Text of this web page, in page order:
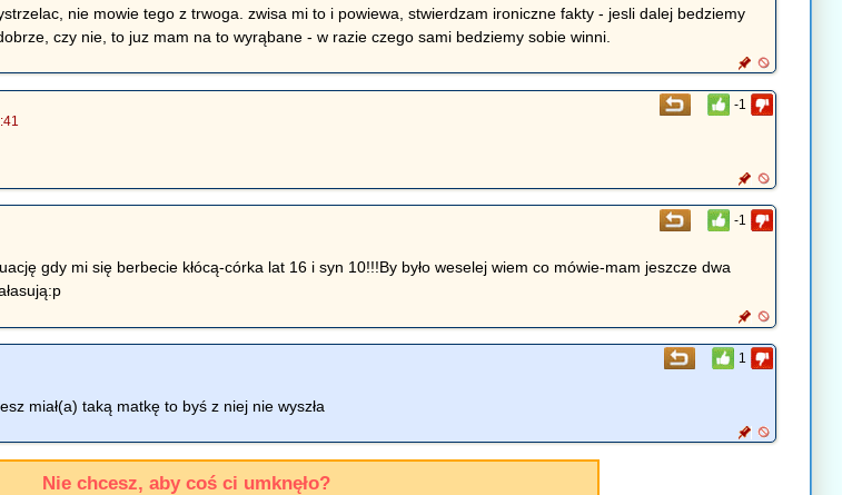
nie mowie tego z trwoga. zwisa mi to i powiewa, stwierdzam ironiczne fakty - jesli dalej bedziemy
czy nie, to juz mam na to wyrąbane - w razie czego sami bedziemy sobie winni.
-1
-1
gdy mi się berbecie kłócą-córka lat 16 i syn 10!!!By było weselej wiem co mówie-mam jeszcze dwa
1
miał(a) taką matkę to byś z niej nie wyszła
Nie chcesz, aby coś ci umknęło?